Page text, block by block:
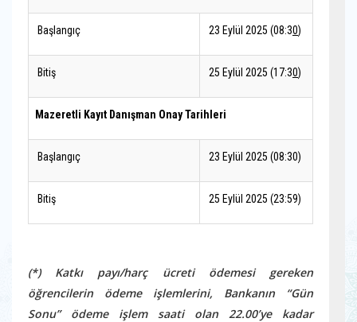
Başlangıç 23 Eylül 2025 (08:30)
Bitiş 25 Eylül 2025 (17:30)
Mazeretli Kayıt Danışman Onay Tarihleri
Başlangıç 23 Eylül 2025 (08:30)
Bitiş 25 Eylül 2025 (23:59)
(*) Katkı payı/harç ücreti ödemesi gereken
öğrencilerin ödeme işlemlerini, Bankanın “Gün
Sonu” ödeme işlem saati olan 22.00’ye kadar